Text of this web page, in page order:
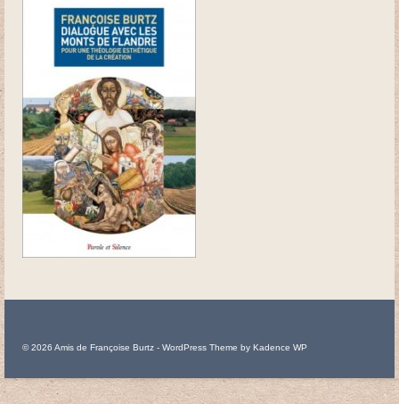
Béatitudes
Passion
Ascension-Pentecôte
1 Corinthiens 15
Credo
Tableaux
Apôtres
Vierge à l’enfant
© 2026 Amis de Françoise Burtz - WordPress Theme by Kadence WP